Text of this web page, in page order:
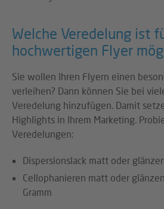
Welche Veredelung ist
hochwertigen Flyer
Sie wollen Ihren Flyern einen
verleihen? Dann können Sie bei
Veredelung hinzufügen. Damit
Highlights in Ihrem Marketing.
Veredelungen:
Dispersionslack matt oder
Cellophanieren matt oder
Gramm